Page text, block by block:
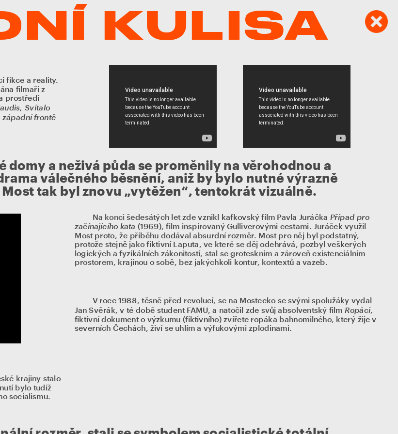
KULISA
fikce a reality.
filmaři z
prostředí
Svítalo
západní frontě
domy a neživá půda se proměnily na věrohodnou a
válečného běsnění, aniž by bylo nutné výrazně
tak byl znovu „vytěžen“, tentokrát vizuálně.
Na konci šedesátých let zde vznikl kafkovský film Pavla Juráčka Případ pro
začínajícího kata (1969), film inspirovaný Gulliverovými cestami. Juráček využil
Most proto, že příběhu dodával absurdní rozměr. Most pro něj byl podstatný,
protože stejně jako fiktivní Laputa, ve které se děj odehrává, pozbyl veškerých
logických a fyzikálních zákonitostí, stal se groteskním a zároveň existenciálním
prostorem, krajinou o sobě, bez jakýchkoli kontur, kontextů a vazeb.
V roce 1988, těsně před revolucí, se na Mostecko se svými spolužáky vydal
Jan Svěrák, v té době student FAMU, a natočil zde svůj absolventský film Ropáci,
fiktivní dokument o výzkumu (fiktivního) zvířete ropáka bahnomilného, který žije v
severních Čechách, živí se uhlím a výfukovými zplodinami.
krajiny stalo
bylo tudíž
socialismu.